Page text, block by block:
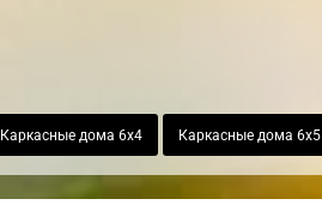
Каркасные дома 6х4 Каркасные дома 6х5